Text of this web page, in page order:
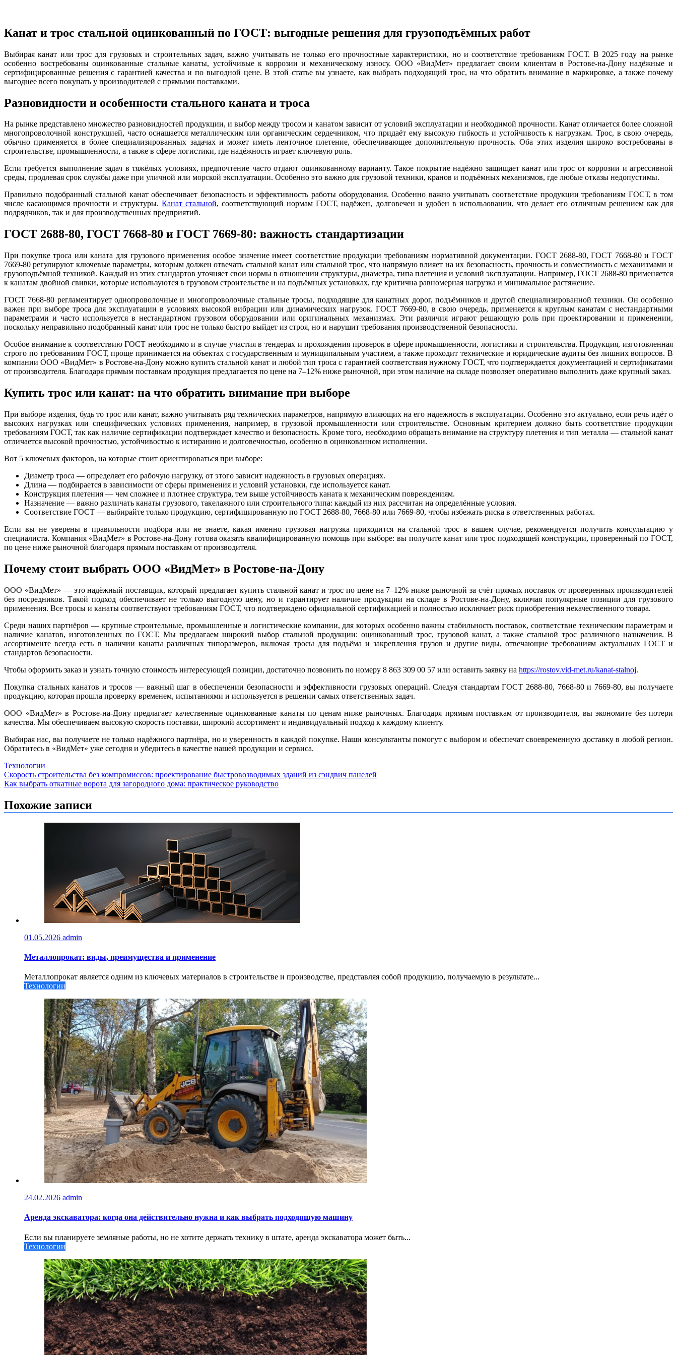
Канат и трос стальной оцинкованный по ГОСТ: выгодные решения для грузоподъёмных работ
Выбирая канат или трос для грузовых и строительных задач, важно учитывать не только его прочностные характеристики, но и соответствие требованиям ГОСТ. В 2025 году на рынке
особенно востребованы оцинкованные стальные канаты, устойчивые к коррозии и механическому износу. ООО «ВидМет» предлагает своим клиентам в Ростове-на-Дону надёжные и
сертифицированные решения с гарантией качества и по выгодной цене. В этой статье вы узнаете, как выбрать подходящий трос, на что обратить внимание в маркировке, а также почему
выгоднее всего покупать у производителей с прямыми поставками.
Разновидности и особенности стального каната и троса
На рынке представлено множество разновидностей продукции, и выбор между тросом и канатом зависит от условий эксплуатации и необходимой прочности. Канат отличается более сложной
многопроволочной конструкцией, часто оснащается металлическим или органическим сердечником, что придаёт ему высокую гибкость и устойчивость к нагрузкам. Трос, в свою очередь,
обычно применяется в более специализированных задачах и может иметь ленточное плетение, обеспечивающее дополнительную прочность. Оба этих изделия широко востребованы в
строительстве, промышленности, а также в сфере логистики, где надёжность играет ключевую роль.
Если требуется выполнение задач в тяжёлых условиях, предпочтение часто отдают оцинкованному варианту. Такое покрытие надёжно защищает канат или трос от коррозии и агрессивной
среды, продлевая срок службы даже при уличной или морской эксплуатации. Особенно это важно для грузовой техники, кранов и подъёмных механизмов, где любые отказы недопустимы.
Правильно подобранный стальной канат обеспечивает безопасность и эффективность работы оборудования. Особенно важно учитывать соответствие продукции требованиям ГОСТ, в том
числе касающимся прочности и структуры.Канат стальной, соответствующий нормам ГОСТ, надёжен, долговечен и удобен в использовании, что делает его отличным решением как для
подрядчиков, так и для производственных предприятий.
ГОСТ 2688-80, ГОСТ 7668-80 и ГОСТ 7669-80: важность стандартизации
При покупке троса или каната для грузового применения особое значение имеет соответствие продукции требованиям нормативной документации. ГОСТ 2688-80, ГОСТ 7668-80 и ГОСТ
7669-80 регулируют ключевые параметры, которым должен отвечать стальной канат или стальной трос, что напрямую влияет на их безопасность, прочность и совместимость с механизмами и
грузоподъёмной техникой. Каждый из этих стандартов уточняет свои нормы в отношении структуры, диаметра, типа плетения и условий эксплуатации. Например, ГОСТ 2688-80 применяется
к канатам двойной свивки, которые используются в грузовом строительстве и на подъёмных установках, где критична равномерная нагрузка и минимальное растяжение.
ГОСТ 7668-80 регламентирует однопроволочные и многопроволочные стальные тросы, подходящие для канатных дорог, подъёмников и другой специализированной техники. Он особенно
важен при выборе троса для эксплуатации в условиях высокой вибрации или динамических нагрузок. ГОСТ 7669-80, в свою очередь, применяется к круглым канатам с нестандартными
параметрами и часто используется в нестандартном грузовом оборудовании или оригинальных механизмах. Эти различия играют решающую роль при проектировании и применении,
поскольку неправильно подобранный канат или трос не только быстро выйдет из строя, но и нарушит требования производственной безопасности.
Особое внимание к соответствию ГОСТ необходимо и в случае участия в тендерах и прохождения проверок в сфере промышленности, логистики и строительства. Продукция, изготовленная
строго по требованиям ГОСТ, проще принимается на объектах с государственным и муниципальным участием, а также проходит технические и юридические аудиты без лишних вопросов. В
компании ООО «ВидМет» в Ростове-на-Дону можно купить стальной канат и любой тип троса с гарантией соответствия нужному ГОСТ, что подтверждается документацией и сертификатами
от производителя. Благодаря прямым поставкам продукция предлагается по цене на 7–12% ниже рыночной, при этом наличие на складе позволяет оперативно выполнить даже крупный заказ.
Купить трос или канат: на что обратить внимание при выборе
При выборе изделия, будь то трос или канат, важно учитывать ряд технических параметров, напрямую влияющих на его надежность в эксплуатации. Особенно это актуально, если речь идёт о
высоких нагрузках или специфических условиях применения, например, в грузовой промышленности или строительстве. Основным критерием должно быть соответствие продукции
требованиям ГОСТ, так как наличие сертификации подтверждает качество и безопасность. Кроме того, необходимо обращать внимание на структуру плетения и тип металла — стальной канат
отличается высокой прочностью, устойчивостью к истиранию и долговечностью, особенно в оцинкованном исполнении.
Вот 5 ключевых факторов, на которые стоит ориентироваться при выборе:
Диаметр троса — определяет его рабочую нагрузку, от этого зависит надежность в грузовых операциях.
Длина — подбирается в зависимости от сферы применения и условий установки, где используется канат.
Конструкция плетения — чем сложнее и плотнее структура, тем выше устойчивость каната к механическим повреждениям.
Назначение — важно различать канаты грузового, такелажного или строительного типа: каждый из них рассчитан на определённые условия.
Соответствие ГОСТ — выбирайте только продукцию, сертифицированную по ГОСТ 2688-80, 7668-80 или 7669-80, чтобы избежать риска в ответственных работах.
Если вы не уверены в правильности подбора или не знаете, какая именно грузовая нагрузка приходится на стальной трос в вашем случае, рекомендуется получить консультацию у
специалиста. Компания «ВидМет» в Ростове-на-Дону готова оказать квалифицированную помощь при выборе: вы получите канат или трос подходящей конструкции, проверенный по ГОСТ,
по цене ниже рыночной благодаря прямым поставкам от производителя.
Почему стоит выбрать ООО «ВидМет» в Ростове-на-Дону
ООО «ВидМет» — это надёжный поставщик, который предлагает купить стальной канат и трос по цене на 7–12% ниже рыночной за счёт прямых поставок от проверенных производителей
без посредников. Такой подход обеспечивает не только выгодную цену, но и гарантирует наличие продукции на складе в Ростове-на-Дону, включая популярные позиции для грузового
применения. Все тросы и канаты соответствуют требованиям ГОСТ, что подтверждено официальной сертификацией и полностью исключает риск приобретения некачественного товара.
Среди наших партнёров — крупные строительные, промышленные и логистические компании, для которых особенно важны стабильность поставок, соответствие техническим параметрам и
наличие канатов, изготовленных по ГОСТ. Мы предлагаем широкий выбор стальной продукции: оцинкованный трос, грузовой канат, а также стальной трос различного назначения. В
ассортименте всегда есть в наличии канаты различных типоразмеров, включая тросы для подъёма и закрепления грузов и другие виды, отвечающие требованиям актуальных ГОСТ и
стандартов безопасности.
Чтобы оформить заказ и узнать точную стоимость интересующей позиции, достаточно позвонить по номеру 8 863 309 00 57 или оставить заявку на https://rostov.vid-met.ru/kanat-stalnoj.
Покупка стальных канатов и тросов — важный шаг в обеспечении безопасности и эффективности грузовых операций. Следуя стандартам ГОСТ 2688-80, 7668-80 и 7669-80, вы получаете
продукцию, которая прошла проверку временем, испытаниями и используется в решении самых ответственных задач.
ООО «ВидМет» в Ростове-на-Дону предлагает качественные оцинкованные канаты по ценам ниже рыночных. Благодаря прямым поставкам от производителя, вы экономите без потери
качества. Мы обеспечиваем высокую скорость поставки, широкий ассортимент и индивидуальный подход к каждому клиенту.
Выбирая нас, вы получаете не только надёжного партнёра, но и уверенность в каждой покупке. Наши консультанты помогут с выбором и обеспечат своевременную доставку в любой регион.
Обратитесь в «ВидМет» уже сегодня и убедитесь в качестве нашей продукции и сервиса.
Технологии
Навигация
по
записям
Скорость строительства без компромиссов: проектирование быстровозводимых зданий из сэндвич панелей
Как выбрать откатные ворота для загородного дома: практическое руководство
Похожие записи
01.05.2026 admin
Металлопрокат: виды, преимущества и применение
Металлопрокат является одним из ключевых материалов в строительстве и производстве, представляя собой продукцию, получаемую в результате...
Технологии
24.02.2026 admin
Аренда экскаватора: когда она действительно нужна и как выбрать подходящую машину
Если вы планируете земляные работы, но не хотите держать технику в штате, аренда экскаватора может быть...
Технологии